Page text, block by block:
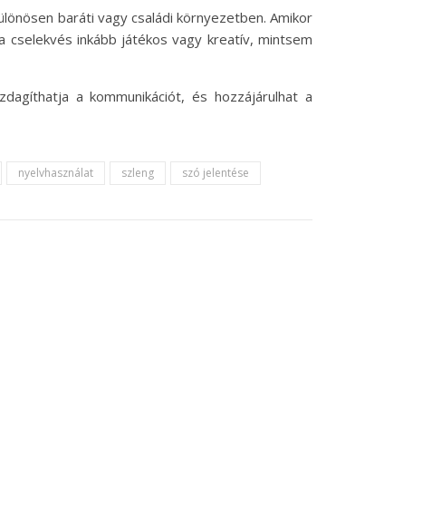
baráti vagy családi környezetben. Amikor
cselekvés inkább játékos vagy kreatív, mintsem
a kommunikációt, és hozzájárulhat a
nyelvhasználat szleng szó jelentése